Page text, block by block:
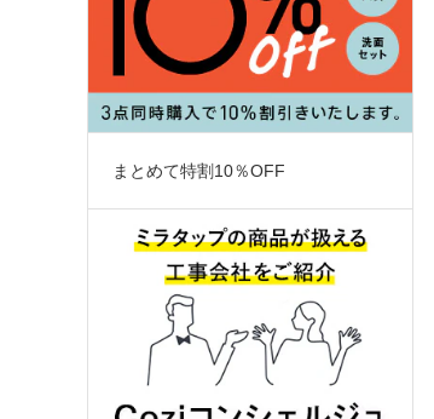
まとめて特割10％OFF